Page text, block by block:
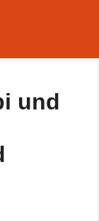
und